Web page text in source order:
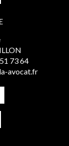
73 64
avocat.fr